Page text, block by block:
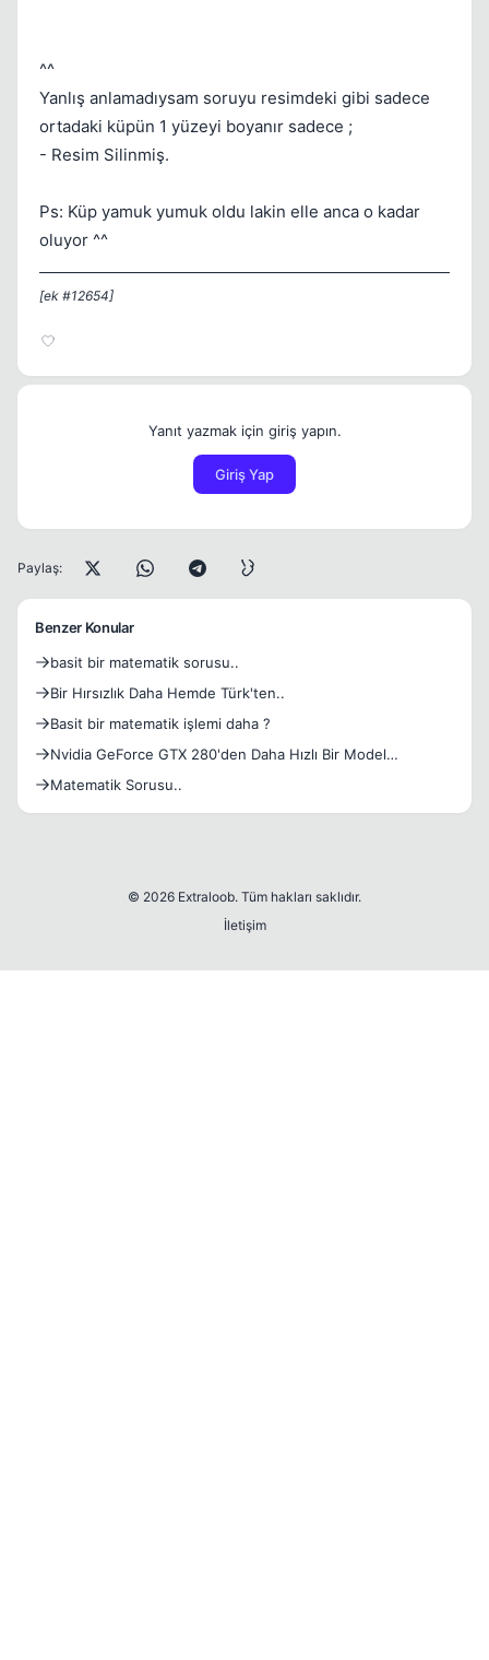
^^
Yanlış anlamadıysam soruyu resimdeki gibi sadece
ortadaki küpün 1 yüzeyi boyanır sadece ;
- Resim Silinmiş.
Ps: Küp yamuk yumuk oldu lakin elle anca o kadar
oluyor ^^
[ek #12654]
Yanıt yazmak için giriş yapın.
Giriş Yap
Paylaş:
Benzer Konular
basit bir matematik sorusu..
Bir Hırsızlık Daha Hemde Türk'ten..
Basit bir matematik işlemi daha ?
Nvidia GeForce GTX 280'den Daha Hızlı Bir Model
Hazırlıyor..
Matematik Sorusu..
© 2026 Extraloob. Tüm hakları saklıdır.
İletişim